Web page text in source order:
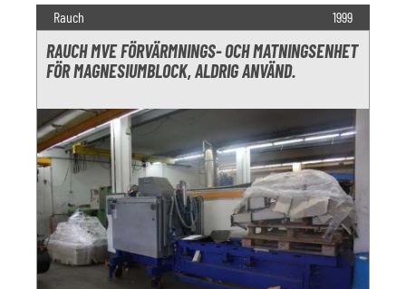
Rauch 1999
RAUCH MVE FÖRVÄRMNINGS- OCH MATNINGSENHET
FÖR MAGNESIUMBLOCK, ALDRIG ANVÄND.